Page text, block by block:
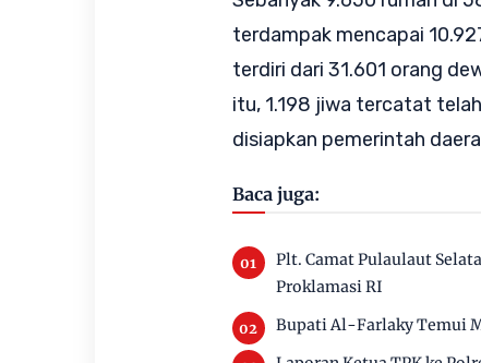
terdampak mencapai
terdiri dari 31.601 orang
itu, 1.198 jiwa tercatat
disiapkan pemerintah
Baca juga:
Plt. Camat Pulaulaut
Proklamasi RI
Bupati Al-Farlaky Temui